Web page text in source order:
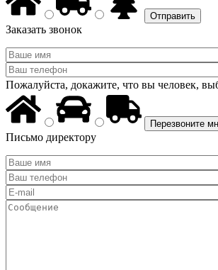
Заказать звонок
Пожалуйста, докажите, что вы человек,
Письмо директору